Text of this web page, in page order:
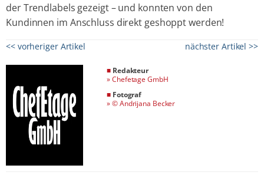
der Trendlabels gezeigt – und konnten von den
Kundinnen im Anschluss direkt geshoppt werden!
<< vorheriger Artikel nächster Artikel >>
■ Redakteur
»Chefetage GmbH
■ Fotograf
»© Andrijana Becker